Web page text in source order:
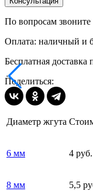
По вопросам звоните
Оплата: наличный и
Бесплатная доставка
Поделиться:
Диаметр жгута
6 мм 4 руб.
8 мм 5,5